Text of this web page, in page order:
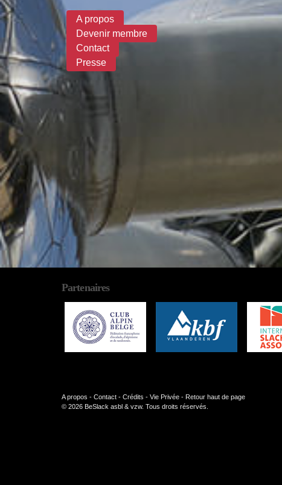
A propos
Devenir membre
Contact
Presse
Partenaires
A propos - Contact - Crédits - Vie Privée - Retour haut de page
© 2026 BeSlack asbl & vzw. Tous droits réservés.